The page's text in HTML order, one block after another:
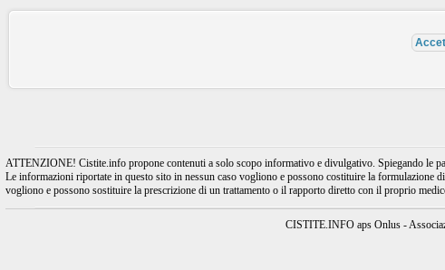
ATTENZIONE! Cistite.info propone contenuti a solo scopo informativo e divulgativo. Spiegando le
Le informazioni riportate in questo sito in nessun caso vogliono e possono costituire la formulazione
vogliono e possono sostituire la prescrizione di un trattamento o il rapporto diretto con il proprio
CISTITE.INFO aps Onlus -